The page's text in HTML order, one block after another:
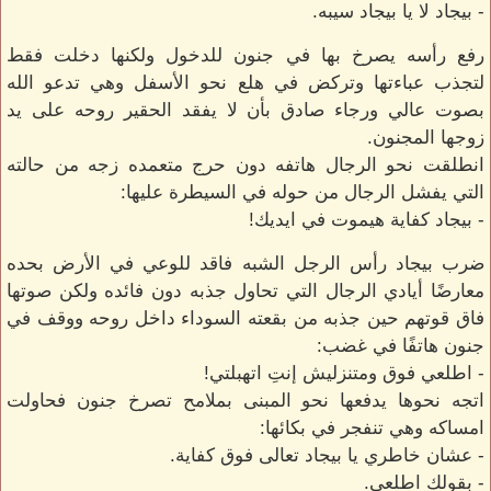
- بيجاد لا يا بيجاد سيبه.
رفع رأسه يصرخ بها في جنون للدخول ولكنها دخلت فقط
لتجذب عباءتها وتركض في هلع نحو الأسفل وهي تدعو الله
بصوت عالي ورجاء صادق بأن لا يفقد الحقير روحه على يد
زوجها المجنون.
انطلقت نحو الرجال هاتفه دون حرج متعمده زجه من حالته
التي يفشل الرجال من حوله في السيطرة عليها:
- بيجاد كفاية هيموت في ايديك!
ضرب بيجاد رأس الرجل الشبه فاقد للوعي في الأرض بحده
معارضًا أيادي الرجال التي تحاول جذبه دون فائده ولكن صوتها
فاق قوتهم حين جذبه من بقعته السوداء داخل روحه ووقف في
جنون هاتفًا في غضب:
- اطلعي فوق ومتنزليش إنتِ اتهبلتي!
اتجه نحوها يدفعها نحو المبنى بملامح تصرخ جنون فحاولت
امساكه وهي تنفجر في بكائها:
- عشان خاطري يا بيجاد تعالى فوق كفاية.
- بقولك اطلعي.